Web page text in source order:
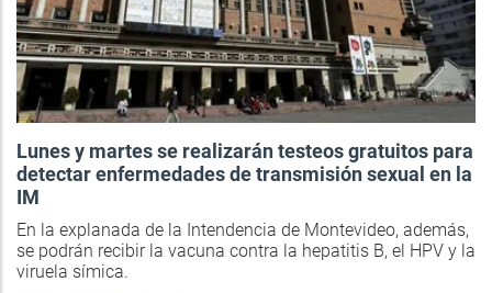
Lunes y martes se realizarán testeos gratuitos para
detectar enfermedades de transmisión sexual en la
IM
En la explanada de la Intendencia de Montevideo, además,
se podrán recibir la vacuna contra la hepatitis B, el HPV y la
viruela símica.